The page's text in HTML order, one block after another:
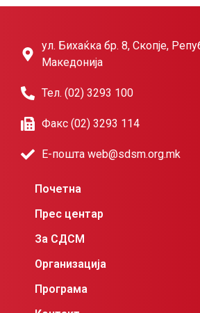
ул. Бихаќка бр. 8, Скопје,
Македонија
Тел. (02) 3293 100
Факс (02) 3293 114
Е-пошта web@sdsm.org.mk
Почетна
Прес центар
За СДСМ
Организација
Програма